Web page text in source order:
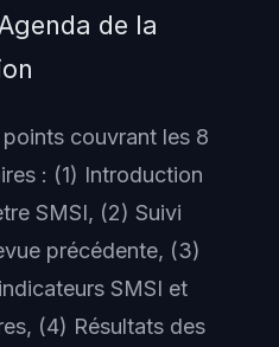
de la
couvrant les 8
: (1) Introduction
SMSI, (2) Suivi
précédente, (3)
SMSI et
(4) Résultats des